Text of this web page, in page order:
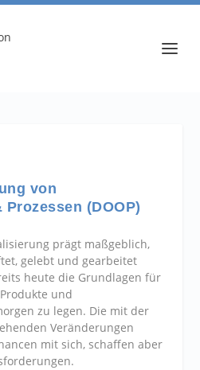
von
(DOOP)
prägt maßgeblich,
gelebt und gearbeitet
heute die Grundlagen für
und
zu legen. Die mit der
Veränderungen
mit sich, schaffen aber